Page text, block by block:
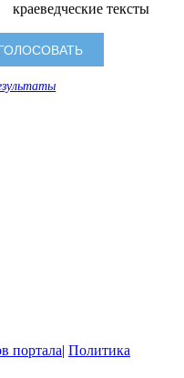
краеведческие тексты
портала| Политика